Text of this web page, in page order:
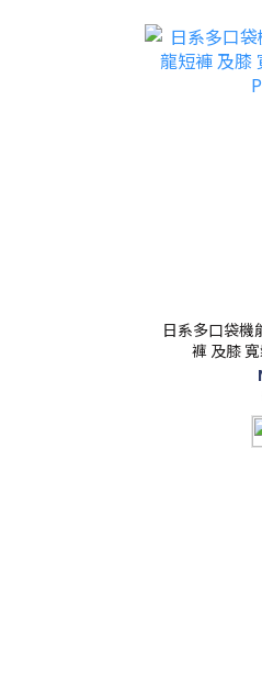
日系多口袋機
褲 及膝